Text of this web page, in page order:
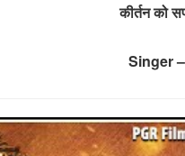
कीर्तन को
Singer